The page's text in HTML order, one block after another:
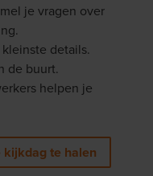
je vragen over
details.
de buurt.
helpen je
te halen